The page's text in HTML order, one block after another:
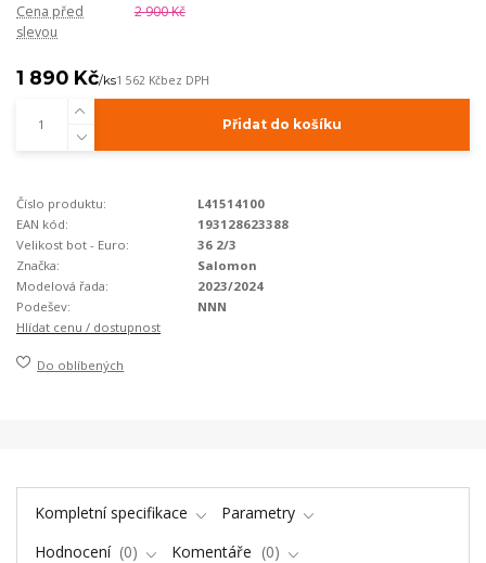
Cena před
slevou
2 900 Kč
1 890 Kč/ks1 562 Kčbez DPH
Přidat do košíku
Číslo produktu:
L41514100
EAN kód:
193128623388
Velikost bot - Euro:
36 2/3
Značka:
Salomon
Modelová řada:
2023/2024
Podešev:
NNN
Hlídat cenu / dostupnost
Do oblíbených
Kompletní specifikace
Parametry
Hodnocení
0 Komentáře 0